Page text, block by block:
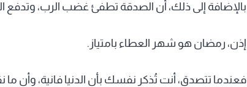
بالإضافة إلى ذلك، أن الصدقة تطفئ غضب الرب، وتدفع
إذن، رمضان هو شهر العطاء بامتياز.
فعندما تتصدق، أنت تُذكر نفسك بأن الدنيا فانية، وأن ما